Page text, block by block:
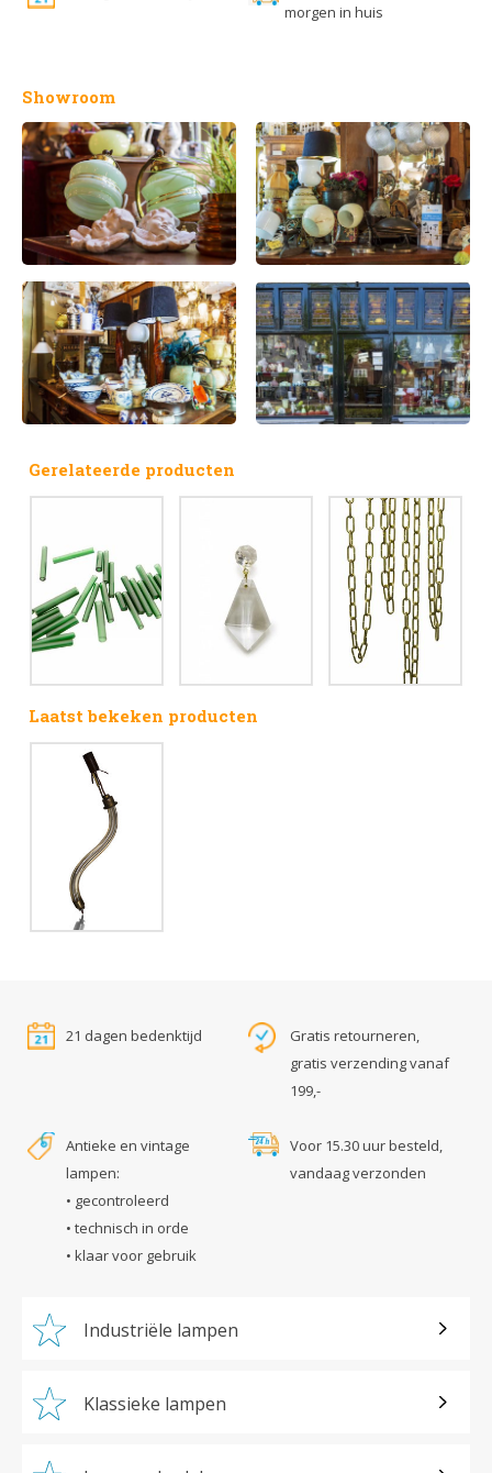
morgen in huis
Showroom
Gerelateerde producten
Laatst bekeken producten
21 dagen bedenktijd
Gratis retourneren,
gratis verzending vanaf
199,-
Antieke en vintage
lampen:
• gecontroleerd
• technisch in orde
• klaar voor gebruik
Voor 15.30 uur besteld,
vandaag verzonden
Industriële lampen
Klassieke lampen